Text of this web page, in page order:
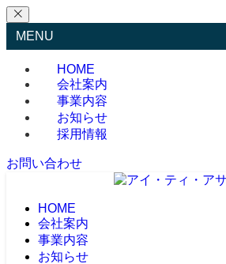
MENU
HOME
会社案内
事業内容
お知らせ
採用情報
お問い合わせ
HOME
会社案内
事業内容
お知らせ